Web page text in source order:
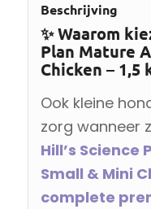
Beschrijving
✨ Waarom
Plan Mature
Chicken – 1,5
Ook kleine
zorg wanneer
Hill’s Science
Small & Mini
complete